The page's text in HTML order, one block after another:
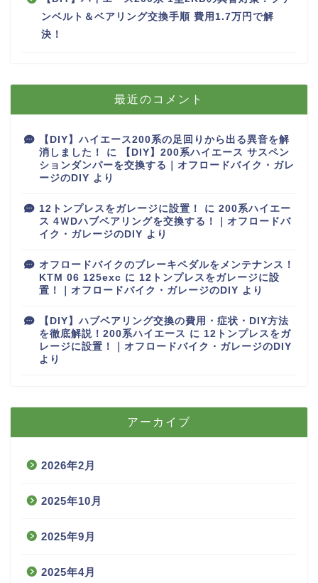
ンベルト＆ベアリング交換手順 費用1.7万円で解
決！
最近のコメント
【DIY】ハイエース200系の足回りから出る異音を解
消しました！
に
【DIY】200系ハイエース サスペン
ションダンパーを交換する｜オフロードバイク・ガレ
ージのDIY より
12トンプレスをガレージに設置！ に 200系ハイエー
ス 4ＷDハブベアリングを交換する！｜オフロードバ
イク・ガレージのDIY より
オフロードバイクのブレーキペダルをメンテナンス！
KTM 06 125exc に 12トンプレスをガレージに設
置！｜オフロードバイク・ガレージのDIY より
【DIY】ハブベアリング交換の費用・症状・DIY方法
を徹底解説！200系ハイエース に 12トンプレスをガ
レージに設置！｜オフロードバイク・ガレージのDIY
より
アーカイブ
2026年2月
2025年10月
2025年9月
2025年4月